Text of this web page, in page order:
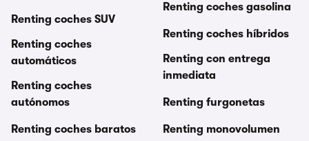
Renting coches SUV
Renting coches
automáticos
Renting coches
autónomos
Renting coches baratos
Renting coches gasolina
Renting coches híbridos
Renting con entrega
inmediata
Renting furgonetas
Renting monovolumen